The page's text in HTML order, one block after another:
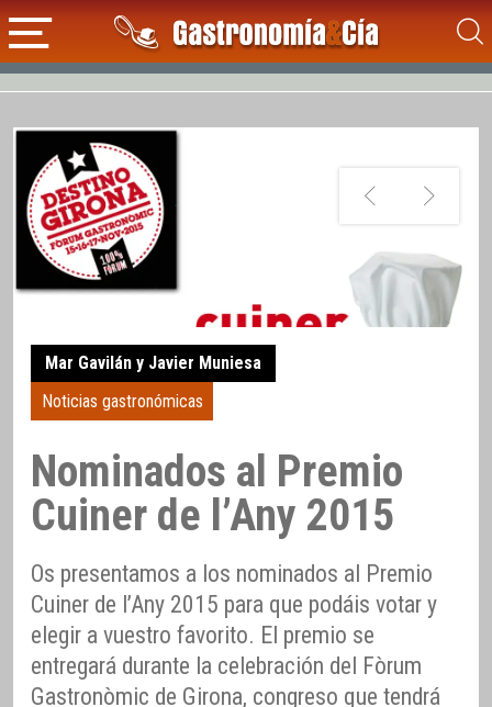
Mar Gavilán y Javier Muniesa
Noticias gastronómicas
Nominados al Premio
Cuiner de l’Any 2015
Os presentamos a los nominados al Premio
Cuiner de l’Any 2015 para que podáis votar y
elegir a vuestro favorito. El premio se
entregará durante la celebración del Fòrum
Gastronòmic de Girona, congreso que tendrá